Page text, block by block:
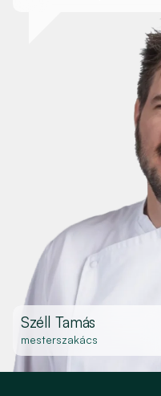
Széll Tamás
mesterszakács